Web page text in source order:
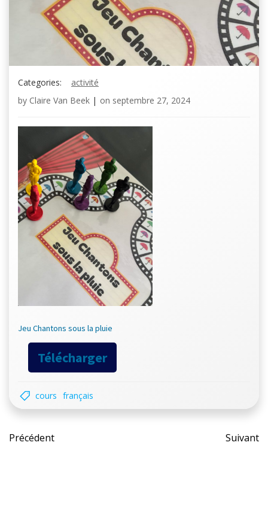
Categories:
activité
by Claire Van Beek | on septembre 27, 2024
Jeu Chantons sous la pluie
Télécharger
cours français
Post
Précédent Suivant